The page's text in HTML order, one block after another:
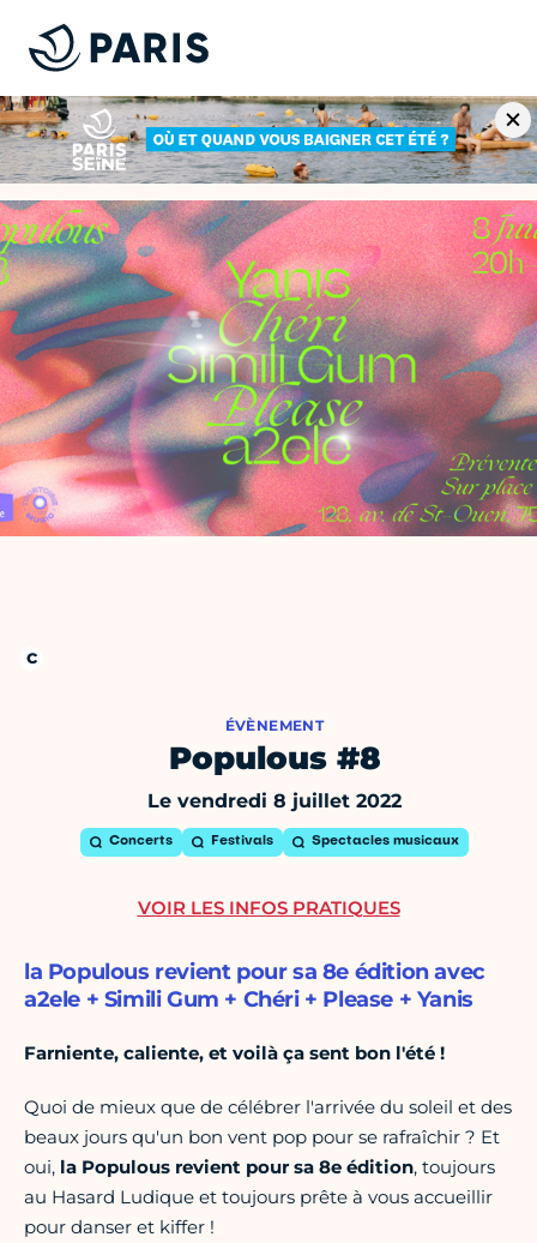
ÉVÈNEMENT
Populous #8
Le vendredi 8 juillet 2022
Concerts Festivals Spectacles musicaux
la Populous revient pour sa 8e édition avec
a2ele + Simili Gum + Chéri + Please + Yanis
Farniente, caliente, et voilà ça sent bon l'été !
Quoi de mieux que de célébrer l'arrivée du soleil et des
beaux jours qu'un bon vent pop pour se rafraîchir ? Et
oui, la Populous revient pour sa 8e édition, toujours
au Hasard Ludique et toujours prête à vous accueillir
pour danser et kiffer !
VOIR LES INFOS PRATIQUES